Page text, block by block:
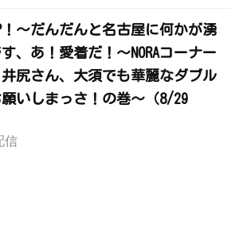
！～だんだんと名古屋に何かが湧
、あ！愛着だ！～NORAコーナー
尻さん、大須でも華麗なダブル
願いしまっさ！の巻～（8/29
信